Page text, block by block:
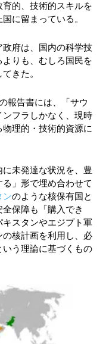
的、技術的スキルを
に留まっている。
府は、国内の科学技
りも、むしろ国民を
きた。
報告書には、「サウ
フラしかなく、現時
理的・技術的資源に
未発達な状況を、豊
」形で埋め合わせて
ンのような核保有国と
保障も「購入でき
スタンやエジプト軍
核計画を利用し、必
う理論に基づくもの